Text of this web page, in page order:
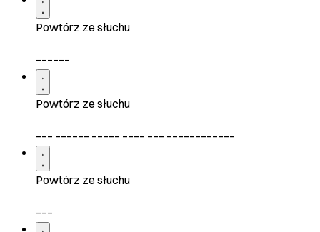
Powtórz ze słuchu
Powtórz ze słuchu
Powtórz ze słuchu